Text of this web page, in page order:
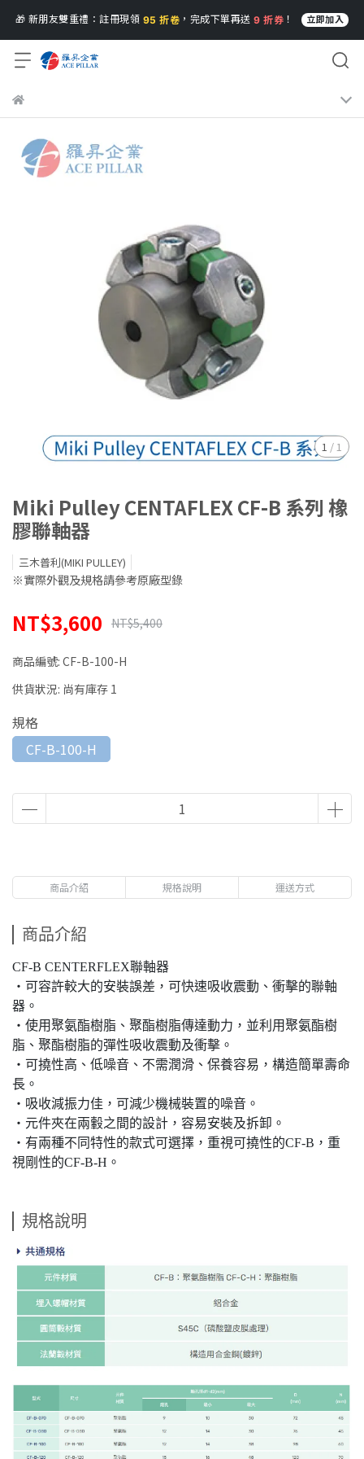
🎁 新朋友雙重禮：註冊現領 95 折卷 ，完成下單再送9 折券 ！ 立即加入
1 /1
Miki Pulley CENTAFLEX CF-B 系列 橡
膠聯軸器
三木普利(MIKI PULLEY)
※實際外觀及規格請參考原廠型錄
NT$3,600 NT$5,400
商品編號: CF-B-100-H
供貨狀況: 尚有庫存 1
規格
CF-B-100-H
商品介紹 規格說明 運送方式
商品介紹
CF-B CENTERFLEX聯軸器
・可容許較大的安裝誤差，可快速吸收震動、衝擊的聯軸
器。
・使用聚氨酯樹脂、聚酯樹脂傳達動力，並利用聚氨酯樹
脂、聚酯樹脂的彈性吸收震動及衝擊。
・可撓性高、低噪音、不需潤滑、保養容易，構造簡單壽命
長。
・吸收減振力佳，可減少機械裝置的噪音。
・元件夾在兩轂之間的設計，容易安裝及拆卸。
・有兩種不同特性的款式可選擇，重視可撓性的CF-B，重
視剛性的CF-B-H。
規格說明